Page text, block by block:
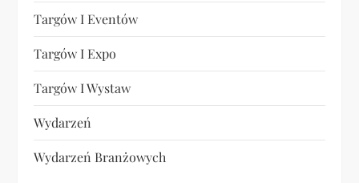
Targów I Eventów
Targów I Expo
Targów I Wystaw
Wydarzeń
Wydarzeń Branżowych